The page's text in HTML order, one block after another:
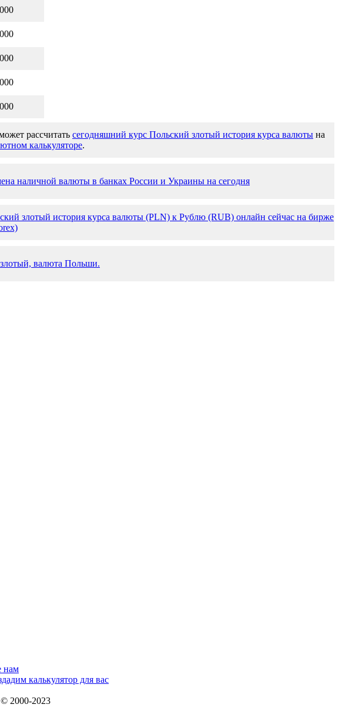
рассчитать сегодняшний курс Польский злотый история курса валюты на
калькуляторе.
наличной валюты в банках России и Украины на сегодня
злотый история курса валюты (PLN) к Рублю (RUB) онлайн сейчас на бирже
валюта Польши.
нам
калькулятор для вас
2000-2023